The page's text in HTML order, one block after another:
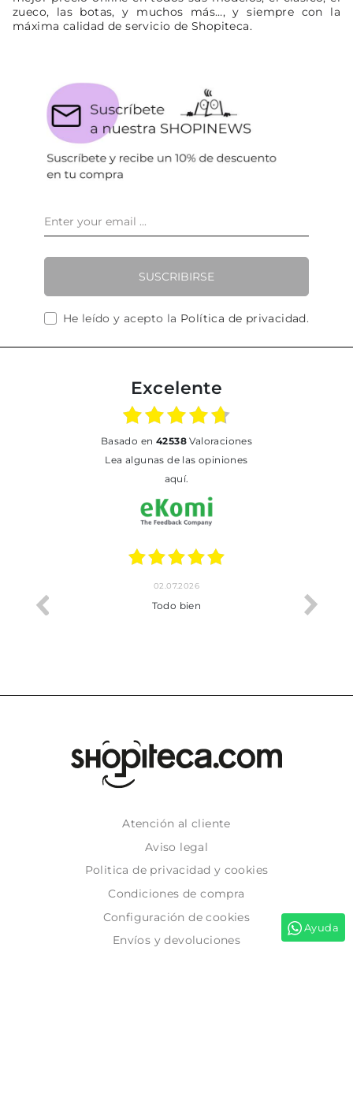
zueco, las botas, y muchos más…, y siempre con la
máxima calidad de servicio de Shopiteca.
SUSCRIBIRSE
He leído y acepto la Política de privacidad.
Excelente
basado en 42538Valoraciones
Lea algunas de las opiniones
aquí.
02.07.2026
Todo bien
Atención al cliente
Aviso legal
Politica de privacidad y cookies
Condiciones de compra
Configuración de cookies
Envíos y devoluciones
Ayuda